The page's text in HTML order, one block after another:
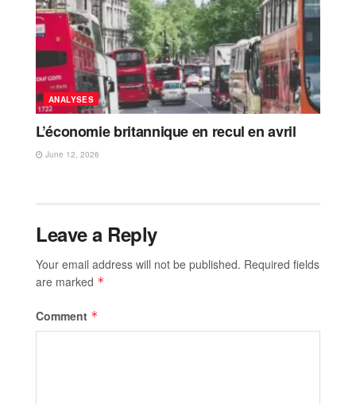
ANALYSES
L’économie britannique en recul en avril
June 12, 2026
Leave a Reply
Your email address will not be published. Required fields
are marked *
Comment *